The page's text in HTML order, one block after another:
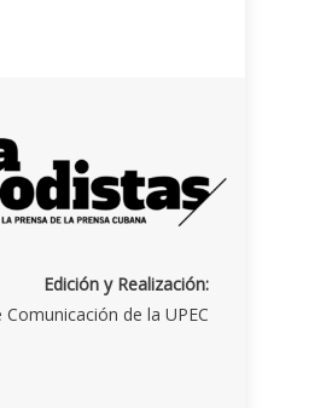
Edición y Realización:
de la UPEC